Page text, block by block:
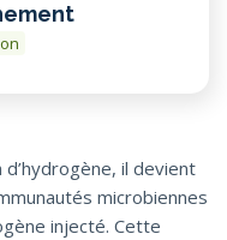
il devient
microbiennes
injecté. Cette